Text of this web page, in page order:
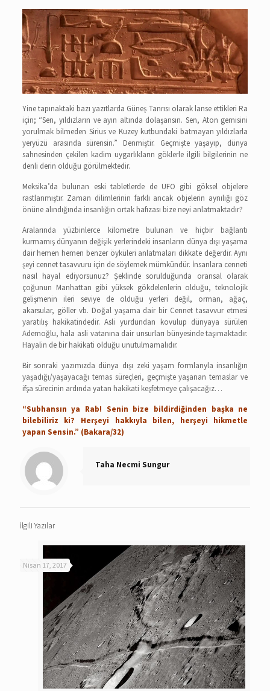
Yine tapınaktaki bazı yazıtlarda Güneş Tanrısı olarak lanse ettikleri Ra
için; “Sen, yıldızların ve ayın altında dolaşansın. Sen, Aton gemisini
yorulmak bilmeden Sirius ve Kuzey kutbundaki batmayan yıldızlarla
yeryüzü arasında sürensin.” Denmiştir. Geçmişte yaşayıp, dünya
sahnesinden çekilen kadim uygarlıkların göklerle ilgili bilgilerinin ne
denli derin olduğu görülmektedir.
Meksika’da bulunan eski tabletlerde de UFO gibi göksel objelere
rastlanmıştır. Zaman dilimlerinin farklı ancak objelerin aynılığı göz
önüne alındığında insanlığın ortak hafızası bize neyi anlatmaktadır?
Aralarında yüzbinlerce kilometre bulunan ve hiçbir bağlantı
kurmamış dünyanın değişik yerlerindeki insanların dünya dışı yaşama
dair hemen hemen benzer öyküleri anlatmaları dikkate değerdir. Aynı
şeyi cennet tasavvuru için de söylemek mümkündür. İnsanlara cenneti
nasıl hayal ediyorsunuz? Şeklinde sorulduğunda oransal olarak
çoğunun Manhattan gibi yüksek gökdelenlerin olduğu, teknolojik
gelişmenin ileri seviye de olduğu yerleri değil, orman, ağaç,
akarsular, göller vb. Doğal yaşama dair bir Cennet tasavvur etmesi
yaratılış hakikatindedir. Asli yurdundan kovulup dünyaya sürülen
Ademoğlu, hala asli vatanına dair unsurları bünyesinde taşımaktadır.
Hayalin de bir hakikati olduğu unutulmamalıdır.
Bir sonraki yazımızda dünya dışı zeki yaşam formlarıyla insanlığın
yaşadığı/yaşayacağı temas süreçleri, geçmişte yaşanan temaslar ve
ifşa sürecinin ardında yatan hakikati keşfetmeye çalışacağız…
“Subhansın ya Rab! Senin bize bildirdiğinden başka ne
bilebiliriz ki? Herşeyi hakkıyla bilen, herşeyi hikmetle
yapan Sensin.” (Bakara/32)
Taha Necmi Sungur
İlgili Yazılar
Nisan 17, 2017